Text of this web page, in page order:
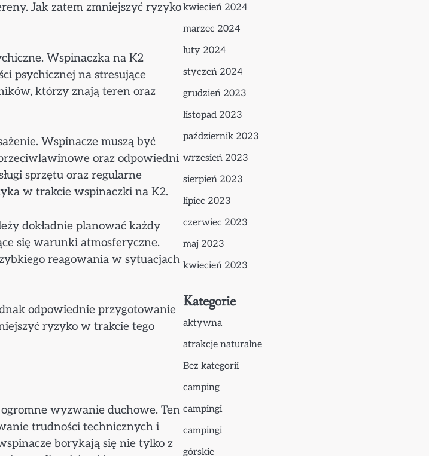
Jak zatem zmniejszyć ryzyko
Wspinaczka na K2
psychicznej na stresujące
którzy znają teren oraz
Wspinacze muszą być
oraz odpowiedni
sprzętu oraz regularne
w trakcie wspinaczki na K2.
dokładnie planować każdy
się warunki atmosferyczne.
reagowania w sytuacjach
odpowiednie przygotowanie
ryzyko w trakcie tego
wyzwanie duchowe. Ten
trudności technicznych i
borykają się nie tylko z
kwiecień 2024
marzec 2024
luty 2024
styczeń 2024
grudzień 2023
listopad 2023
październik 2023
wrzesień 2023
sierpień 2023
lipiec 2023
czerwiec 2023
maj 2023
kwiecień 2023
Kategorie
aktywna
atrakcje naturalne
Bez kategorii
camping
campingi
campingi
górskie